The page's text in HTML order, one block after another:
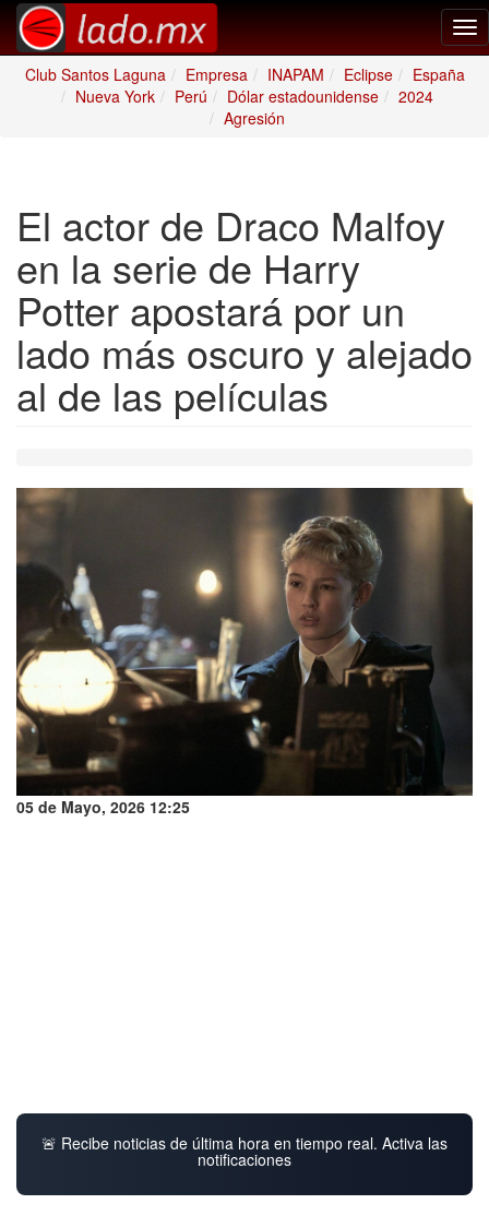
Club Santos Laguna
Empresa INAPAM Eclipse
España
Nueva York
Perú Dólar estadounidense
2024
Agresión
El actor de Draco Malfoy
en la serie de Harry
Potter apostará por un
lado más oscuro y alejado
al de las películas
05 de Mayo, 2026 12:25
🚨 Recibe noticias de última hora en tiempo real. Activa las
notificaciones